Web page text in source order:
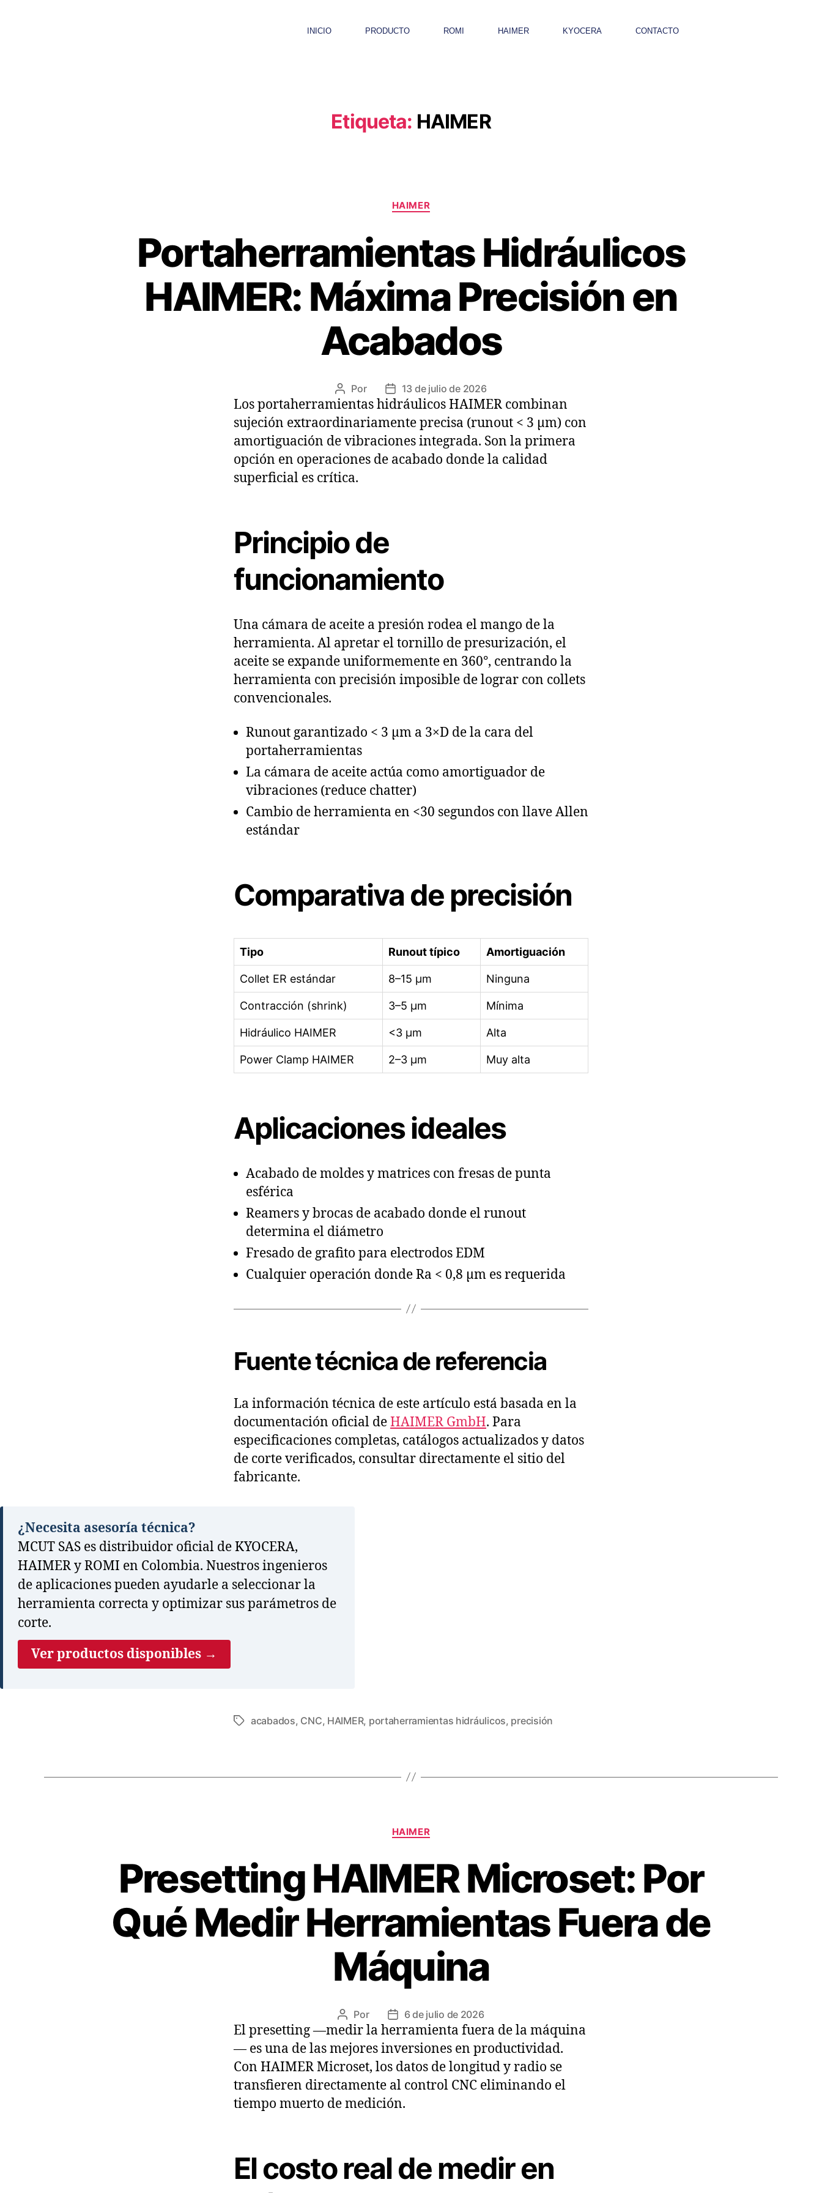
INICIO PRODUCTO ROMI HAIMER KYOCERA CONTACTO
Etiqueta: HAIMER
HAIMER
Portaherramientas Hidráulicos
HAIMER: Máxima Precisión en
Acabados
Por 13 de julio de 2026
Los portaherramientas hidráulicos HAIMER combinan
sujeción extraordinariamente precisa (runout < 3 µm) con
amortiguación de vibraciones integrada. Son la primera
opción en operaciones de acabado donde la calidad
superficial es crítica.
Principio de
funcionamiento
Una cámara de aceite a presión rodea el mango de la
herramienta. Al apretar el tornillo de presurización, el
aceite se expande uniformemente en 360°, centrando la
herramienta con precisión imposible de lograr con collets
convencionales.
Runout garantizado < 3 µm a 3×D de la cara del
portaherramientas
La cámara de aceite actúa como amortiguador de
vibraciones (reduce chatter)
Cambio de herramienta en <30 segundos con llave Allen
estándar
Comparativa de precisión
Tipo Runout típico Amortiguación
Collet ER estándar 8–15 µm Ninguna
Contracción (shrink) 3–5 µm Mínima
Hidráulico HAIMER <3 µm Alta
Power Clamp HAIMER 2–3 µm Muy alta
Aplicaciones ideales
Acabado de moldes y matrices con fresas de punta
esférica
Reamers y brocas de acabado donde el runout
determina el diámetro
Fresado de grafito para electrodos EDM
Cualquier operación donde Ra < 0,8 µm es requerida
Fuente técnica de referencia
La información técnica de este artículo está basada en la
documentación oficial deHAIMER GmbH. Para
especificaciones completas, catálogos actualizados y datos
de corte verificados, consultar directamente el sitio del
fabricante.
¿Necesita asesoría técnica?
MCUT SAS es distribuidor oficial de KYOCERA,
HAIMER y ROMI en Colombia. Nuestros ingenieros
de aplicaciones pueden ayudarle a seleccionar la
herramienta correcta y optimizar sus parámetros de
corte.
Ver productos disponibles →
acabados, CNC, HAIMER, portaherramientas hidráulicos, precisión
HAIMER
Presetting HAIMER Microset: Por
Qué Medir Herramientas Fuera de
Máquina
Por 6 de julio de 2026
El presetting —medir la herramienta fuera de la máquina
— es una de las mejores inversiones en productividad.
Con HAIMER Microset, los datos de longitud y radio se
transfieren directamente al control CNC eliminando el
tiempo muerto de medición.
El costo real de medir en